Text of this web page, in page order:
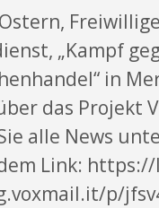
„Kampf
in
das Projekt
alle News
Link:
p/